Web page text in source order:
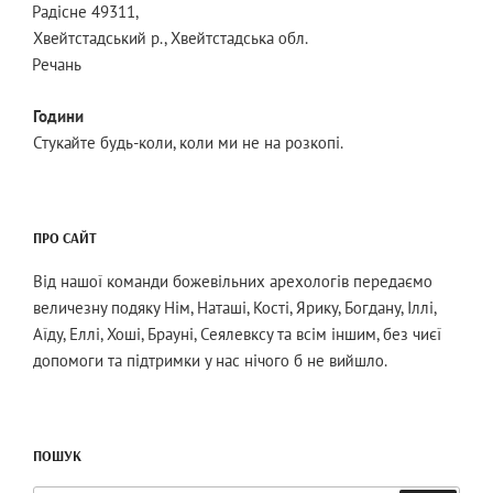
Радісне 49311,
Хвейтстадський р., Хвейтстадська обл.
Речань
Години
Стукайте будь-коли, коли ми не на розкопі.
ПРО САЙТ
Від нашої команди божевільних арехологів передаємо
величезну подяку Нім, Наташі, Кості, Ярику, Богдану, Іллі,
Аїду, Еллі, Хоші, Брауні, Сеялевксу та всім іншим, без чиєї
допомоги та підтримки у нас нічого б не вийшло.
ПОШУК